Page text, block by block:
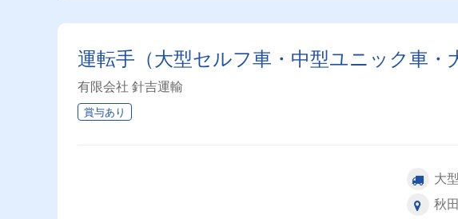
運転手（大型セルフ車・中型ユニック車・
有限会社 針吉運輸
賞与あり
大
秋